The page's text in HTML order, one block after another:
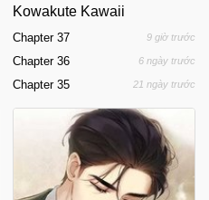
Kowakute Kawaii
Chapter 37 9 giờ trước
Chapter 36 6 ngày trước
Chapter 35 21 ngày trước